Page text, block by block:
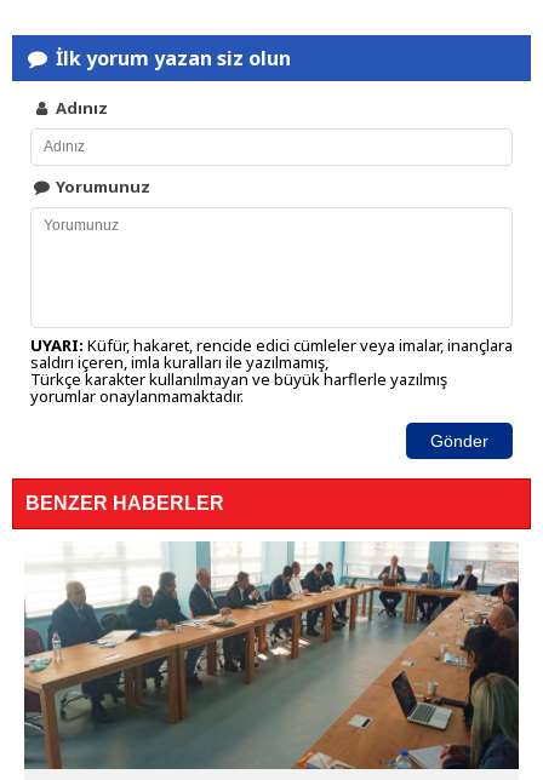
İlk yorum yazan siz olun
Adınız
Yorumunuz
UYARI: Küfür, hakaret, rencide edici cümleler veya imalar, inançlara
saldırı içeren, imla kuralları ile yazılmamış,
Türkçe karakter kullanılmayan ve büyük harflerle yazılmış
yorumlar onaylanmamaktadır.
Gönder
BENZER HABERLER